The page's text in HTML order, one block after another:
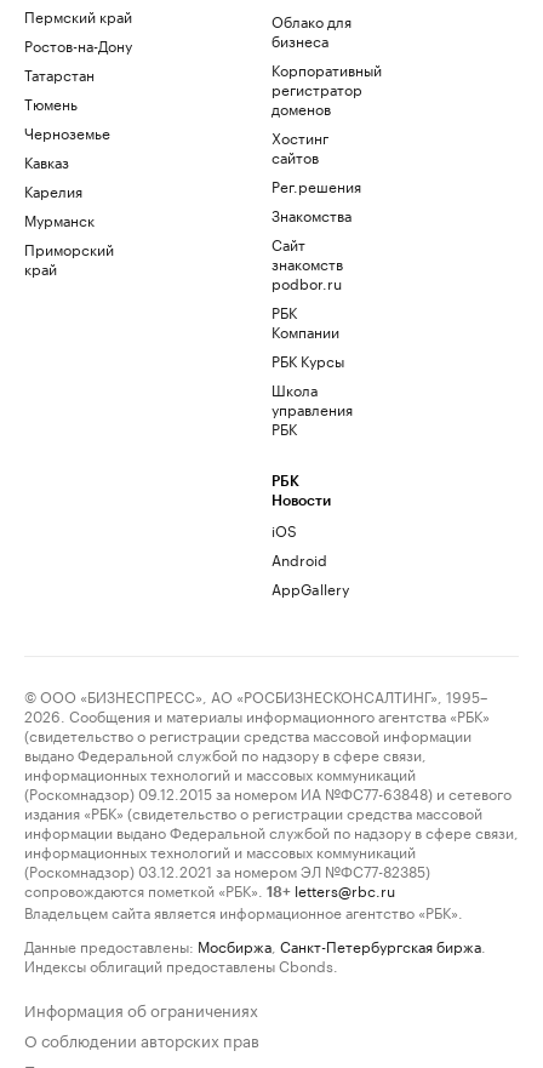
Пермский край
Ростов-на-Дону
Татарстан
Тюмень
Черноземье
Кавказ
Карелия
Мурманск
Приморский
край
Облако для
бизнеса
Корпоративный
регистратор
доменов
Хостинг
сайтов
Рег.решения
Знакомства
Сайт
знакомств
podbor.ru
РБК
Компании
РБК Курсы
Школа
управления
РБК
РБК
Новости
iOS
Android
AppGallery
© ООО «БИЗНЕСПРЕСС», АО «РОСБИЗНЕСКОНСАЛТИНГ», 1995–
2026. Сообщения и материалы информационного агентства «РБК»
(свидетельство о регистрации средства массовой информации
выдано Федеральной службой по надзору в сфере связи,
информационных технологий и массовых коммуникаций
(Роскомнадзор) 09.12.2015 за номером ИА №ФС77-63848) и сетевого
издания «РБК» (свидетельство о регистрации средства массовой
информации выдано Федеральной службой по надзору в сфере связи,
информационных технологий и массовых коммуникаций
(Роскомнадзор) 03.12.2021 за номером ЭЛ №ФС77-82385)
сопровождаются пометкой «РБК».
18+ letters@rbc.ru
Владельцем сайта является информационное агентство «РБК».
Данные предоставлены: Мосбиржа Санкт-Петербургская биржа
Индексы облигаций предоставлены Cbonds.
Информация об ограничениях
О соблюдении авторских прав